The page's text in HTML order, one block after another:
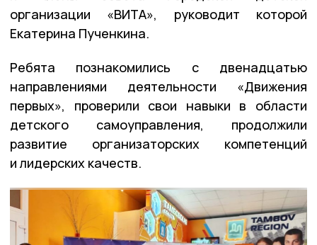
организации «ВИТА», руководит которой
Екатерина Пученкина.
Ребята познакомились с двенадцатью
направлениями деятельности «Движения
первых», проверили свои навыки в области
детского самоуправления, продолжили
развитие организаторских компетенций
и лидерских качеств.